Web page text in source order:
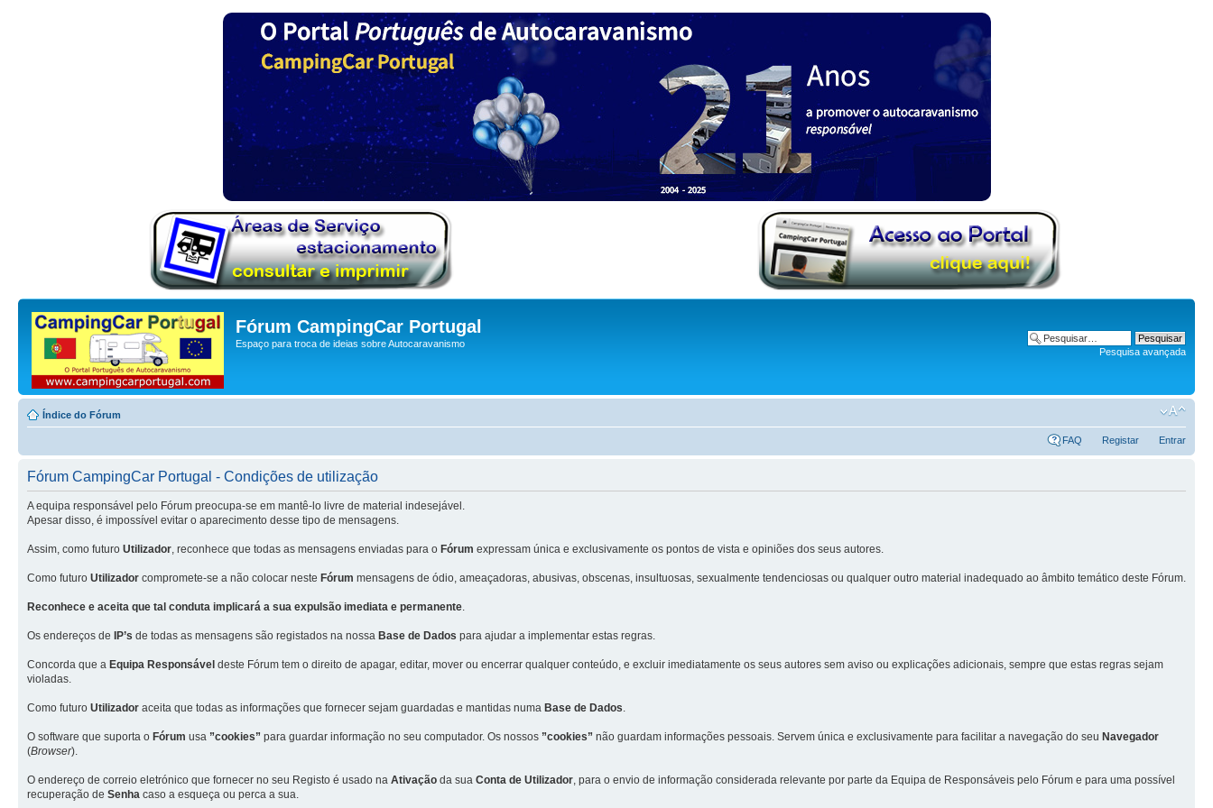
Fórum CampingCar Portugal
Espaço para troca de ideias sobre Autocaravanismo
Pesquisa avançada
Índice do Fórum
FAQ Registar Entrar
Fórum CampingCar Portugal - Condições de utilização
A equipa responsável pelo Fórum preocupa-se em mantê-lo livre de material indesejável.
Apesar disso, é impossível evitar o aparecimento desse tipo de mensagens.
Assim, como futuro Utilizador, reconhece que todas as mensagens enviadas para o Fórum expressam única e exclusivamente os pontos de vista e opiniões dos seus autores.
Como futuro Utilizador compromete-se a não colocar neste Fórum mensagens de ódio, ameaçadoras, abusivas, obscenas, insultuosas, sexualmente tendenciosas ou qualquer outro material inadequado ao âmbito temático deste Fórum.
Reconhece e aceita que tal conduta implicará a sua expulsão imediata e permanente.
Os endereços de IP’s de todas as mensagens são registados na nossa Base de Dados para ajudar a implementar estas regras.
Concorda que a Equipa Responsável deste Fórum tem o direito de apagar, editar, mover ou encerrar qualquer conteúdo, e excluir imediatamente os seus autores sem aviso ou explicações adicionais, sempre que estas regras sejam
violadas.
Como futuro Utilizador aceita que todas as informações que fornecer sejam guardadas e mantidas numa Base de Dados.
O software que suporta o Fórum usa ”cookies” para guardar informação no seu computador. Os nossos ”cookies” não guardam informações pessoais. Servem única e exclusivamente para facilitar a navegação do seu Navegador
(Browser).
O endereço de correio eletrónico que fornecer no seu Registo é usado na Ativação da sua Conta de Utilizador, para o envio de informação considerada relevante por parte da Equipa de Responsáveis pelo Fórum e para uma possível
recuperação de Senha caso a esqueça ou perca a sua.